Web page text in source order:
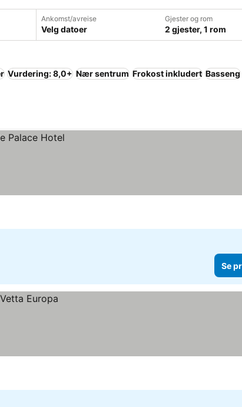
Ankomst/avreise
Velg datoer
Gjester og rom
2 gjester, 1 rom
Vurdering: 8,0+ Nær sentrum Frokost inkludert Basseng
Se